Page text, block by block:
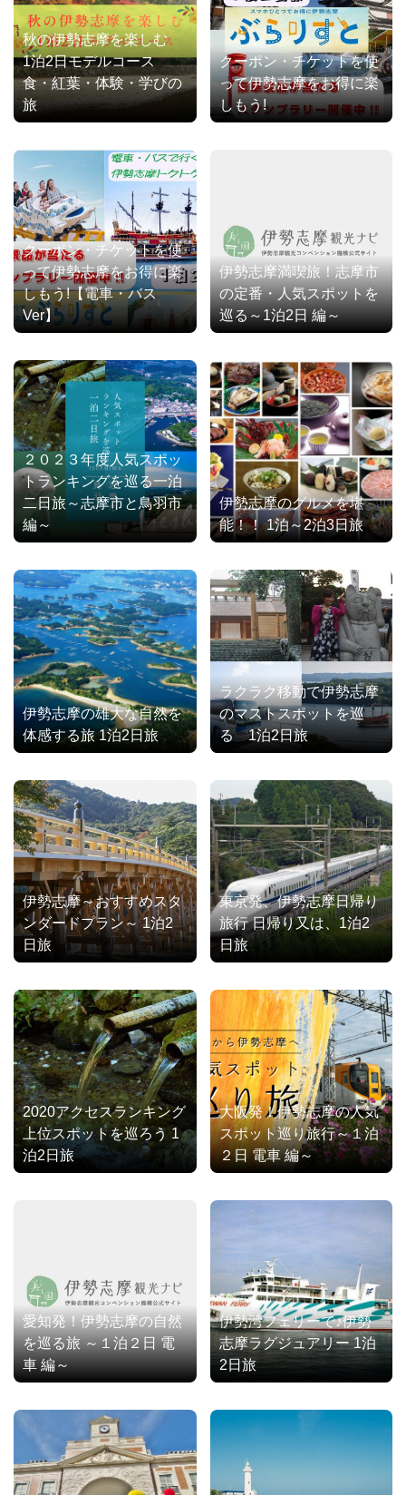
秋の伊勢志摩を楽しむ
1泊2日モデルコース
食・紅葉・体験・学びの
旅
クーポン・チケットを使
って伊勢志摩をお得に楽
しもう!
クーポン・チケットを使
って伊勢志摩をお得に楽
しもう!【電車・バス
Ver】
伊勢志摩満喫旅！志摩市
の定番・人気スポットを
巡る～1泊2日 編～
２０２３年度人気スポッ
トランキングを巡る一泊
二日旅～志摩市と鳥羽市
編～
伊勢志摩のグルメを堪
能！！ 1泊～2泊3日旅
伊勢志摩の雄大な自然を
体感する旅 1泊2日旅
ラクラク移動で伊勢志摩
のマストスポットを巡
る 1泊2日旅
伊勢志摩～おすすめスタ
ンダードプラン～ 1泊2
日旅
東京発、伊勢志摩日帰り
旅行 日帰り又は、1泊2
日旅
2020アクセスランキング
上位スポットを巡ろう 1
泊2日旅
大阪発！伊勢志摩の人気
スポット巡り旅行～１泊
２日 電車 編～
愛知発！伊勢志摩の自然
を巡る旅 ～１泊２日 電
車 編～
伊勢湾フェリーで♪伊勢
志摩ラグジュアリー 1泊
2日旅